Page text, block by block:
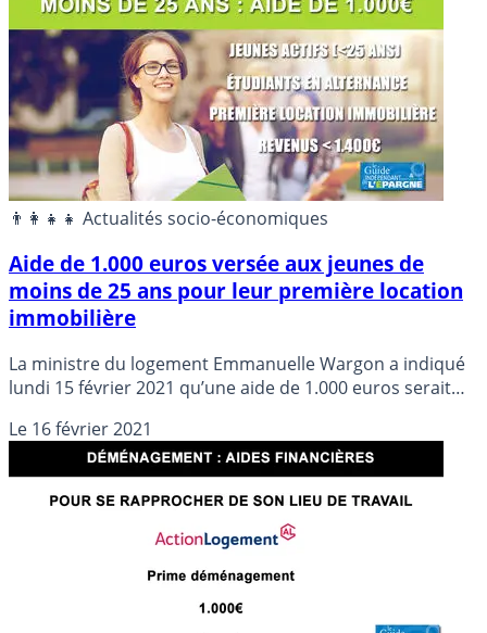
👨‍👩‍👧‍👧 Actualités socio-économiques
Aide de 1.000 euros versée aux jeunes de
moins de 25 ans pour leur première location
immobilière
La ministre du logement Emmanuelle Wargon a indiqué
lundi 15 février 2021 qu’une aide de 1.000 euros serait
logement en location. Prime versée sous condition de
Le 16 février 2021